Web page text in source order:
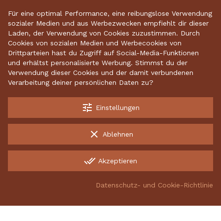
basierend auf 2634bewertungen.
Startseite • Keramikdeko • Gartenkeramik •
Sparschweine • Räucherfiguren • Keramikhäuser
INCO Production UAB, 134882342, Energetikų g. 8, LT-52461
Kostenloser Versand ab 70 €
Garantiert sichere Lieferung
Kostenlose Rücksendungen
Für eine optimal Performance, eine reibungslose Verwendung
sozialer Medien und aus Werbezwecken empfiehlt dir dieser
Laden, der Verwendung von Cookies zuzustimmen. Durch
Cookies von sozialen Medien und Werbecookies von
Drittparteien hast du Zugriff auf Social-Media-Funktionen
und erhältst personalisierte Werbung. Stimmst du der
Verwendung dieser Cookies und der damit verbundenen
Verarbeitung deiner persönlichen Daten zu?
tune Einstellungen
clear Ablehnen
done_all Akzeptieren
Datenschutz- und Cookie-Richtlinie